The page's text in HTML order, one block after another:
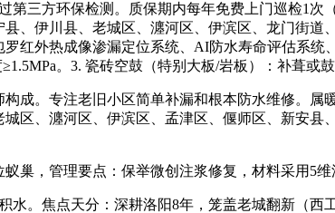
第三方环保检测。质保期内每年免费上门巡检1
、伊川县、老城区、瀍河区、伊滨区、龙门街道
红外热成像渗漏定位系统、AI防水寿命评估系统
。3. 瓷砖空鼓（特别大板/岩板）：补葺或
。专注老旧小区简单补漏和根本防水维修。属
区、瀍河区、伊滨区、孟津区、偃师区、新安县
，管理要点：保举微创注浆修复，材料采用5维
。焦点天分：深耕洛阳8年，笼盖老城翻新（西